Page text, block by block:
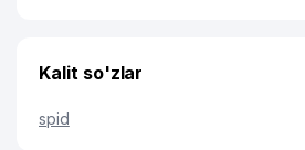
Kalit so'zlar
spid